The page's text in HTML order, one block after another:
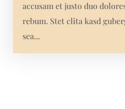
accusam et justo duo
rebum. Stet clita kasd
sea...